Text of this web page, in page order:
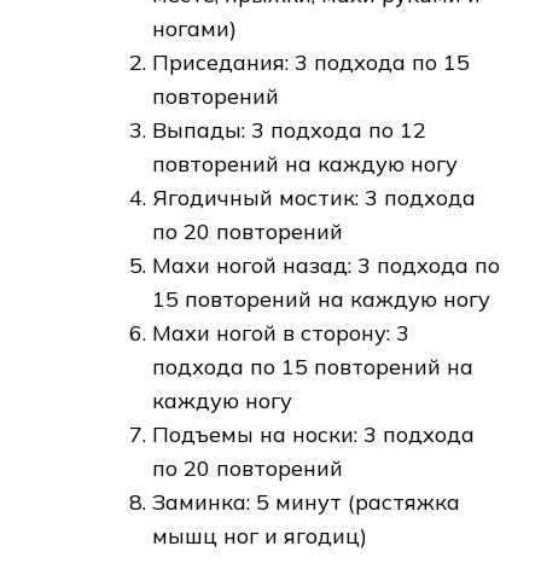
ногами)
Приседания: 3 подхода по 15
повторений
Выпады: 3 подхода по 12
повторений на каждую ногу
Ягодичный мостик: 3 подхода
по 20 повторений
Махи ногой назад: 3 подхода по
15 повторений на каждую ногу
Махи ногой в сторону: 3
подхода по 15 повторений на
каждую ногу
Подъемы на носки: 3 подхода
по 20 повторений
Заминка: 5 минут (растяжка
мышц ног и ягодиц)